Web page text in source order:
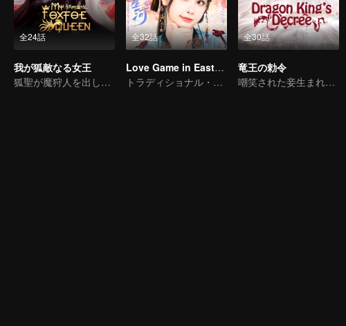
全24話
我が狐敵なる女王
狐聖が魔狩人を出し抜く
全32話
Love Game in Eastern Fantasy (English Ver.)
トラディショナル・コスチューム · ファンタジー
全30話
竜王の勅令
嘲笑された妾生まれの少女の復活